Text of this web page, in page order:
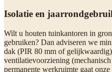
Isolatie en
Wilt u houten tuinkantoren in
gebruiken? Dan adviseren we
dak (PIR 80 mm of
ventilatievoorziening
permanente werkruimte gaat